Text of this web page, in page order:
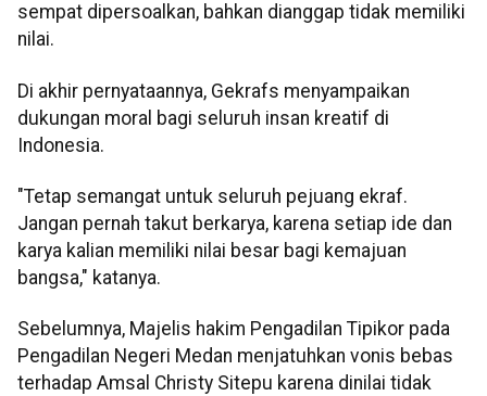
sempat dipersoalkan, bahkan dianggap tidak memiliki
nilai.
Di akhir pernyataannya, Gekrafs menyampaikan
dukungan moral bagi seluruh insan kreatif di
Indonesia.
"Tetap semangat untuk seluruh pejuang ekraf.
Jangan pernah takut berkarya, karena setiap ide dan
karya kalian memiliki nilai besar bagi kemajuan
bangsa," katanya.
Sebelumnya, Majelis hakim Pengadilan Tipikor pada
Pengadilan Negeri Medan menjatuhkan vonis bebas
terhadap Amsal Christy Sitepu karena dinilai tidak